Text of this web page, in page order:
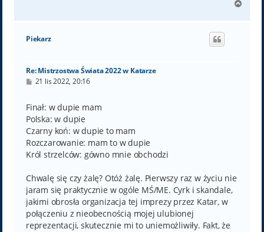
g
Piekarz
Re: Mistrzostwa Świata 2022 w Katarze
P
t
21 lis 2022, 20:16
Finał: w dupie mam
Polska: w dupie
Czarny koń: w dupie to mam
Rozczarowanie: mam to w dupie
Król strzelców: gówno mnie obchodzi
Chwalę się czy żalę? Otóż żalę. Pierwszy raz w życiu nie
jaram się praktycznie w ogóle MŚ/ME. Cyrk i skandale,
jakimi obrosła organizacja tej imprezy przez Katar, w
połączeniu z nieobecnością mojej ulubionej
reprezentacji, skutecznie mi to uniemożliwiły. Fakt, że